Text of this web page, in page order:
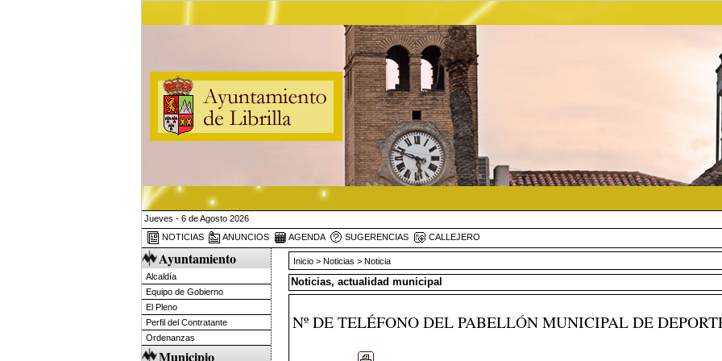
Jueves - 6 de Agosto 2026
NOTICIAS
ANUNCIOS AGENDA SUGERENCIAS CALLEJERO
Ayuntamiento
Alcaldía
Equipo de Gobierno
El Pleno
Perfil del Contratante
Ordenanzas
Municipio
Inicio > Noticias > Noticia
Noticias, actualidad municipal
Nº DE TELÉFONO DEL PABELLÓN MUNICIPAL DE